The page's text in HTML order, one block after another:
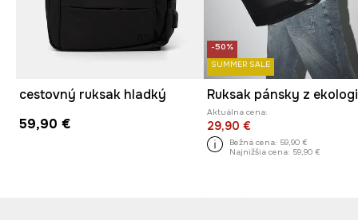
cestovný ruksak hladký
59,90 €
-50%
SUMMER SALE
Aktuálna cena:
29,90 €
Bežná cena: 59,90 €
Najnižšia cena: 59,90 €